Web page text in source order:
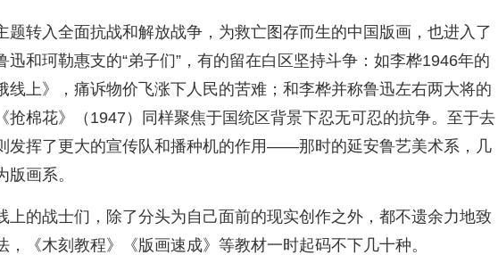
题转入全面抗战和解放战争，为救亡图存而生的中国版画，也进入了
迅和珂勒惠支的“弟子们”，有的留在白区坚持斗争：如李桦1946年的
线上》，痛诉物价飞涨下人民的苦难；和李桦并称鲁迅左右两大将的
抢棉花》（1947）同样聚焦于国统区背景下忍无可忍的抗争。至于去
发挥了更大的宣传队和播种机的作用——那时的延安鲁艺美术系，几
版画系。
上的战士们，除了分头为自己面前的现实创作之外，都不遗余力地致
，《木刻教程》《版画速成》等教材一时起码不下几十种。